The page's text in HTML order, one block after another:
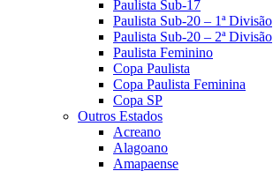
Paulista Sub-17
Paulista Sub-20 – 1ª Divisão
Paulista Sub-20 – 2ª Divisão
Paulista Feminino
Copa Paulista
Copa Paulista Feminina
Copa SP
Outros Estados
Acreano
Alagoano
Amapaense